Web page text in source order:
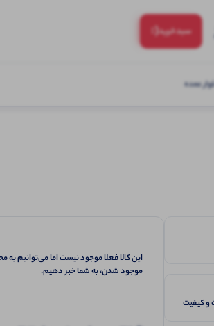
سبد‌خرید(:
عمده
کیفیت
این کالا فعلا موجود نیست اما می‌توانیم
موجود شدن، به شما خبر دهیم.